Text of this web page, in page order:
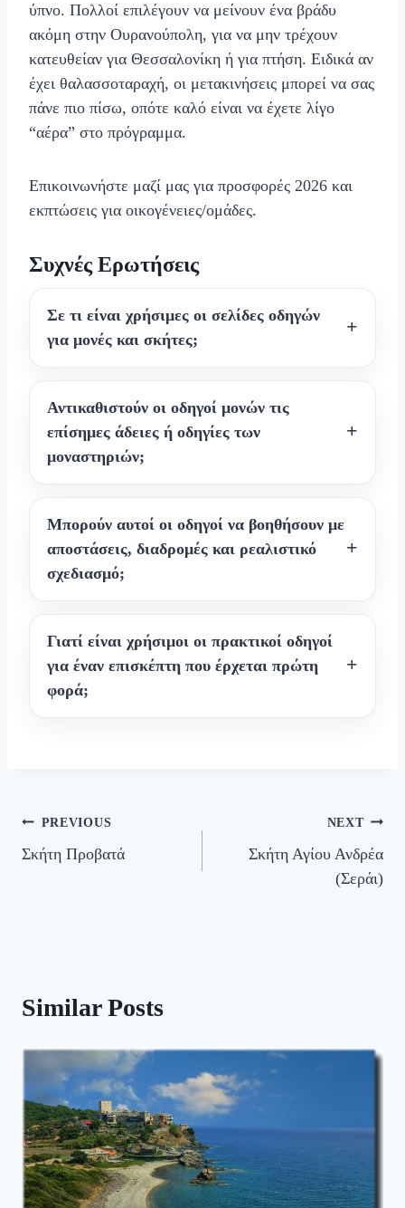
ύπνο. Πολλοί επιλέγουν να μείνουν ένα βράδυ
ακόμη στην Ουρανούπολη, για να μην τρέχουν
κατευθείαν για Θεσσαλονίκη ή για πτήση. Ειδικά αν
έχει θαλασσοταραχή, οι μετακινήσεις μπορεί να σας
πάνε πιο πίσω, οπότε καλό είναι να έχετε λίγο
“αέρα” στο πρόγραμμα.
Επικοινωνήστε μαζί μας για προσφορές 2026 και
εκπτώσεις για οικογένειες/ομάδες.
Συχνές Ερωτήσεις
Σε τι είναι χρήσιμες οι σελίδες οδηγών
για μονές και σκήτες;
Αντικαθιστούν οι οδηγοί μονών τις
επίσημες άδειες ή οδηγίες των
μοναστηριών;
Μπορούν αυτοί οι οδηγοί να βοηθήσουν με
αποστάσεις, διαδρομές και ρεαλιστικό
σχεδιασμό;
Γιατί είναι χρήσιμοι οι πρακτικοί οδηγοί
για έναν επισκέπτη που έρχεται πρώτη
φορά;
Πλοήγηση
άρθρων
PREVIOUS
Σκήτη Προβατά
NEXT
Σκήτη Αγίου Ανδρέα
(Σεράι)
Similar Posts